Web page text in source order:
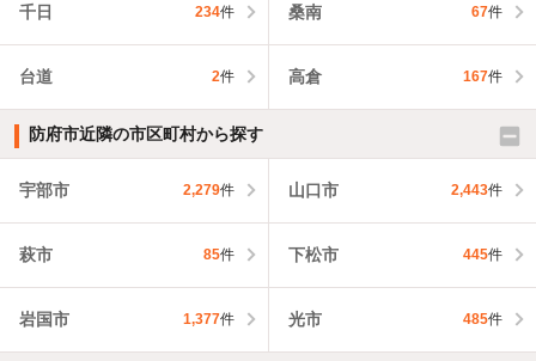
千日 234件 桑南 67件
台道 2件 高倉 167件
防府市近隣の市区町村から探す
宇部市 2,279件 山口市 2,443件
萩市 85件 下松市 445件
岩国市 1,377件 光市 485件